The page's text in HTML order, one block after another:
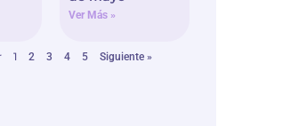
Ver Más »
1 2 3 4 5 Siguiente »